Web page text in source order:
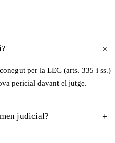
per la LEC (arts. 335 i ss.)
pericial davant el jutge.
judicial?